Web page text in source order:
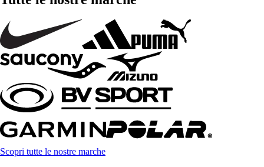
Scopri tutte le nostre marche